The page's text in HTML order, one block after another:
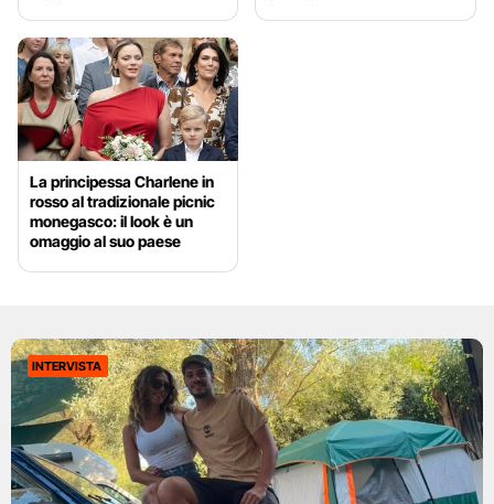
La principessa Charlene in
rosso al tradizionale picnic
monegasco: il look è un
omaggio al suo paese
INTERVISTA